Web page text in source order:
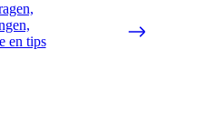
en tips